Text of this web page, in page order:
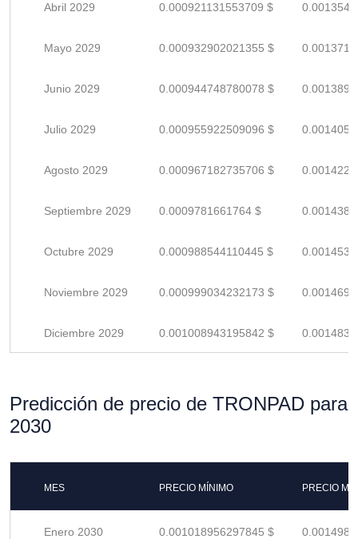
Abril 2029 0.000921131553709 $
Mayo 2029 0.000932902021355 $
Junio 2029 0.000944748780078 $
Julio 2029 0.000955922509096 $
Agosto 2029 0.000967182735706 $
Septiembre 2029 0.0009781661764 $
Octubre 2029 0.000988544110445 $
Noviembre 2029 0.000999034232173 $
Diciembre 2029 0.001008943195842 $
Predicción de precio de TRONPAD para
2030
MES PRECIO MÍNIMO PRECIO
Enero 2030 0.001018956297845 $